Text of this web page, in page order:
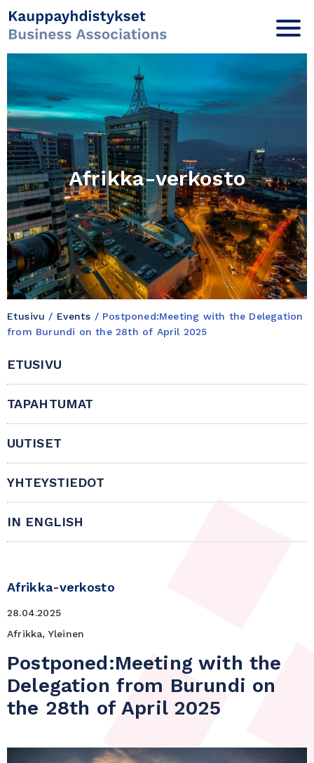
Afrikka-verkosto
Etusivu / Events / Postponed:Meeting with the Delegation
from Burundi on the 28th of April 2025
ETUSIVU
TAPAHTUMAT
UUTISET
YHTEYSTIEDOT
IN ENGLISH
Afrikka-verkosto
28.04.2025
Afrikka, Yleinen
Postponed:Meeting with the
Delegation from Burundi on
the 28th of April 2025